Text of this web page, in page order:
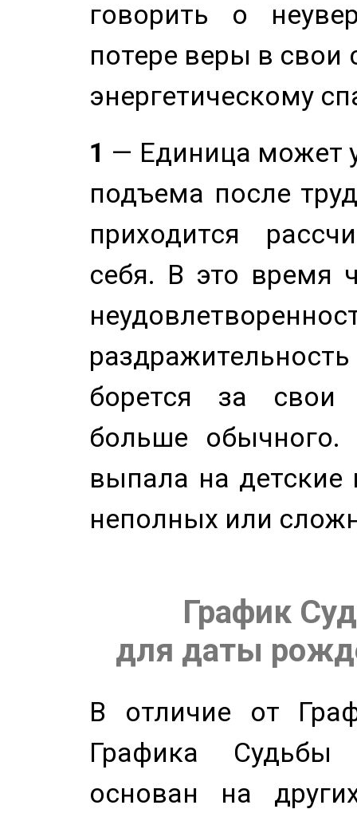
говорить о
потере веры в свои
энергетическому
1 — Единица может
подъема после
приходится
себя. В это время
борется за свои
больше
выпала на детские
неполных или
График
для даты
В отличие от
Графика
основан на